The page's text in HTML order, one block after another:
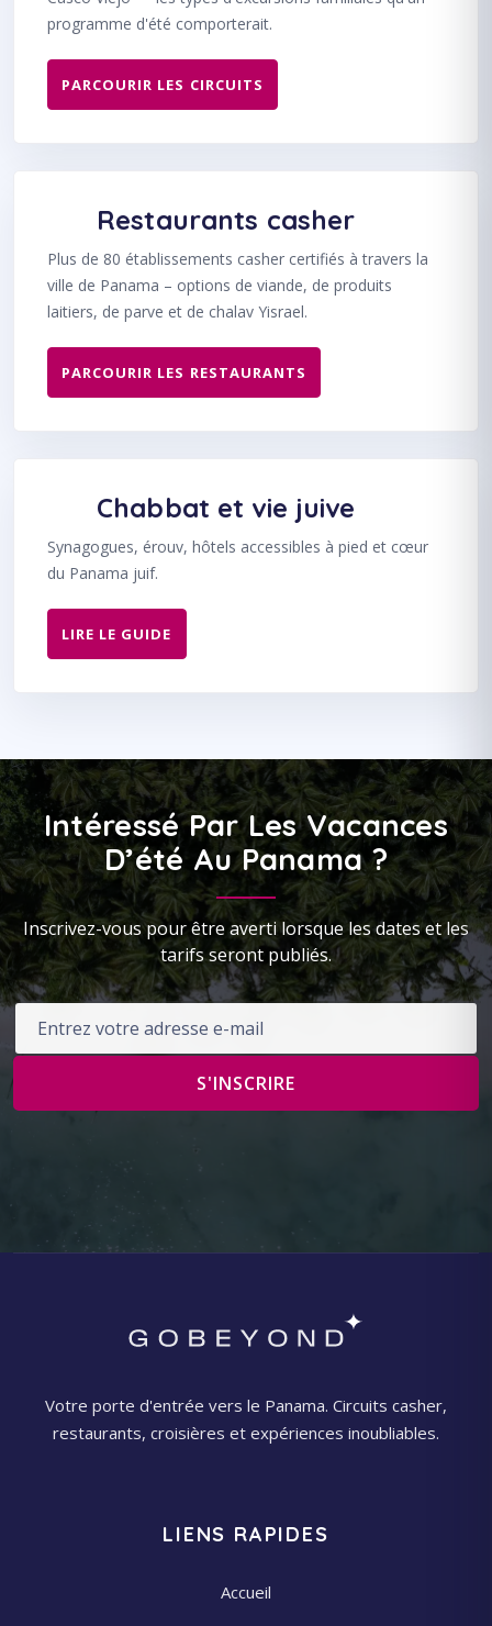
programme d'été comporterait.
PARCOURIR LES CIRCUITS
Restaurants casher
Plus de 80 établissements casher certifiés à travers la
ville de Panama – options de viande, de produits
laitiers, de parve et de chalav Yisrael.
PARCOURIR LES RESTAURANTS
Chabbat et vie juive
Synagogues, érouv, hôtels accessibles à pied et cœur
du Panama juif.
LIRE LE GUIDE
Intéressé Par Les Vacances
D’été Au Panama ?
Inscrivez-vous pour être averti lorsque les dates et les
tarifs seront publiés.
S'INSCRIRE
Votre porte d'entrée vers le Panama. Circuits casher,
restaurants, croisières et expériences inoubliables.
LIENS RAPIDES
Accueil